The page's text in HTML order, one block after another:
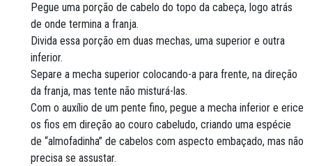
Pegue uma porção de cabelo do topo da cabeça, logo atrás
de onde termina a franja.
Divida essa porção em duas mechas, uma superior e outra
inferior.
Separe a mecha superior colocando-a para frente, na direção
da franja, mas tente não misturá-las.
Com o auxílio de um pente fino, pegue a mecha inferior e erice
os fios em direção ao couro cabeludo, criando uma espécie
de “almofadinha” de cabelos com aspecto embaçado, mas não
precisa se assustar.